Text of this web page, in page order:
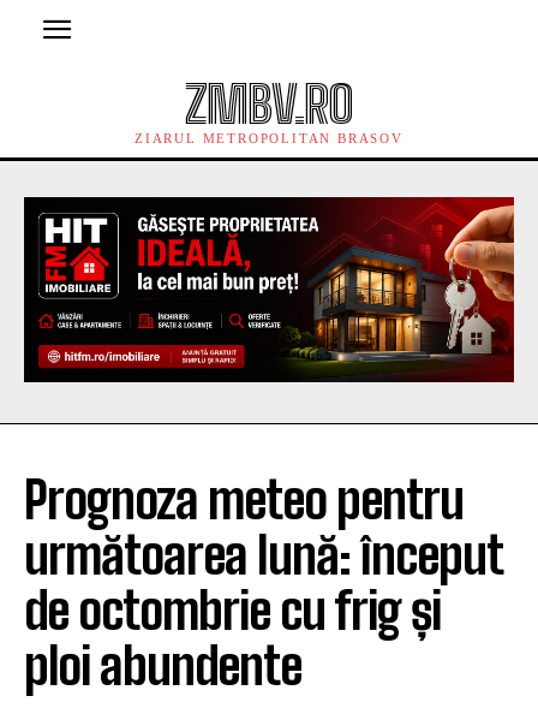
ZMBV.RO
ZIARUL METROPOLITAN BRASOV
Prognoza meteo pentru
următoarea lună: început
de octombrie cu frig și
ploi abundente